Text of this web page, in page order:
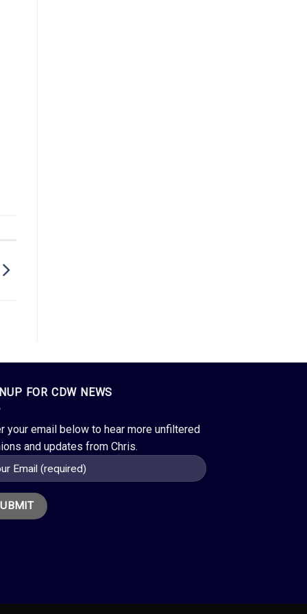
FOR CDW NEWS
your email below to hear more unfiltered
and updates from Chris.